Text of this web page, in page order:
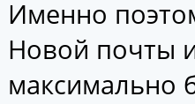
Именно
Новой почты
максимально